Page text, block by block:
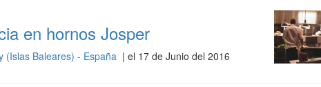
en hornos Josper
(Islas Baleares) - España | el 17 de Junio del 2016